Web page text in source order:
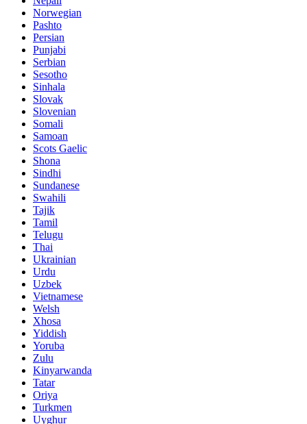
Norwegian
Pashto
Persian
Punjabi
Serbian
Sesotho
Sinhala
Slovak
Slovenian
Somali
Samoan
Scots Gaelic
Shona
Sindhi
Sundanese
Swahili
Tajik
Tamil
Telugu
Thai
Ukrainian
Urdu
Uzbek
Vietnamese
Welsh
Xhosa
Yiddish
Yoruba
Zulu
Kinyarwanda
Tatar
Oriya
Turkmen
Uyghur